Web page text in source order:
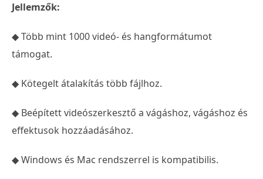
Jellemzők:
◆ Több mint 1000 videó- és hangformátumot
támogat.
◆ Kötegelt átalakítás több fájlhoz.
◆ Beépített videószerkesztő a vágáshoz, vágáshoz és
effektusok hozzáadásához.
◆ Windows és Mac rendszerrel is kompatibilis.